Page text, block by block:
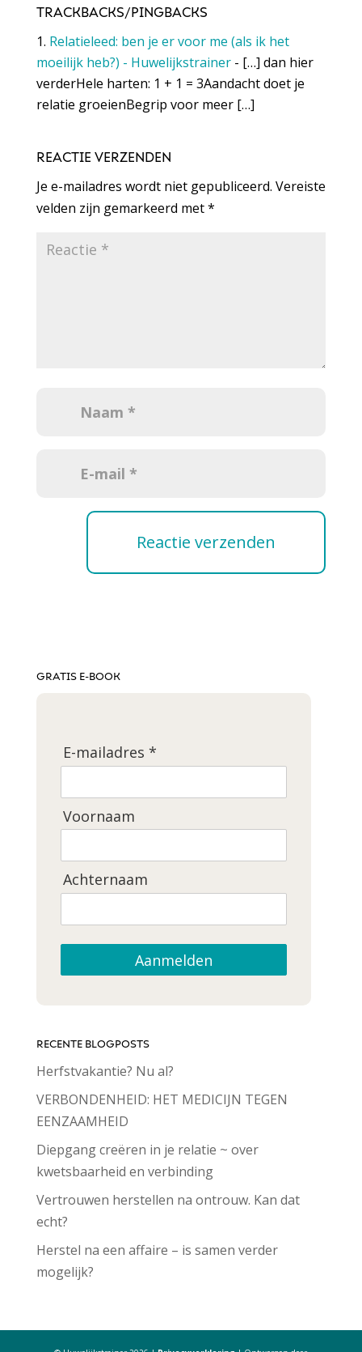
TRACKBACKS/PINGBACKS
Relatieleed: ben je er voor me (als ik het
moeilijk heb?) - Huwelijkstrainer- […] dan hier
verderHele harten: 1 + 1 = 3Aandacht doet je
relatie groeienBegrip voor meer […]
REACTIE VERZENDEN
Je e-mailadres wordt niet gepubliceerd. Vereiste
velden zijn gemarkeerd met*
GRATIS E-BOOK
E-mailadres *
Voornaam
Achternaam
Aanmelden
RECENTE BLOGPOSTS
Herfstvakantie? Nu al?
VERBONDENHEID: HET MEDICIJN TEGEN
EENZAAMHEID
Diepgang creëren in je relatie ~ over
kwetsbaarheid en verbinding
Vertrouwen herstellen na ontrouw. Kan dat
echt?
Herstel na een affaire – is samen verder
mogelijk?